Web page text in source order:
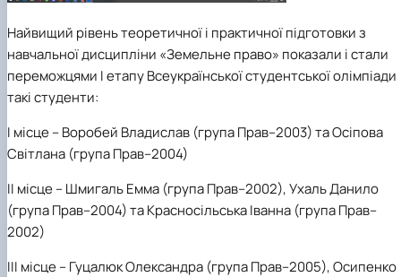
Найвищий рівень теоретичної і практичної підготовки з
навчальної дисципліни «Земельне право» показали і стали
переможцями І етапу Всеукраїнської студентської олімпіади
такі студенти:
І місце– Воробей Владислав (група Прав–2003) та Осіпова
Світлана (група Прав–2004)
ІІ місце– Шмигаль Емма (група Прав–2002), Ухаль Данило
(група Прав–2004) та Красносільська Іванна (група Прав–
2002)
ІІІ місце– Гуцалюк Олександра (група Прав–2005), Осипенко